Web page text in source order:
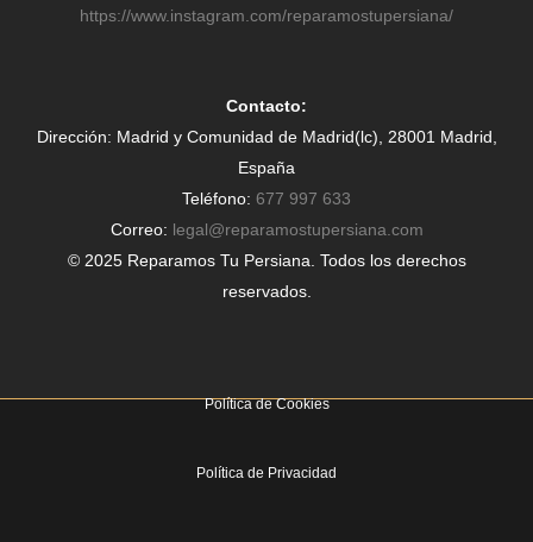
https://www.instagram.com/reparamostupersiana/
Contacto:
Dirección: Madrid y Comunidad de Madrid(lc), 28001 Madrid,
España
Teléfono: 677 997 633
Correo: legal@reparamostupersiana.com
© 2025 Reparamos Tu Persiana. Todos los derechos
reservados.
Política de Cookies
Política de Privacidad